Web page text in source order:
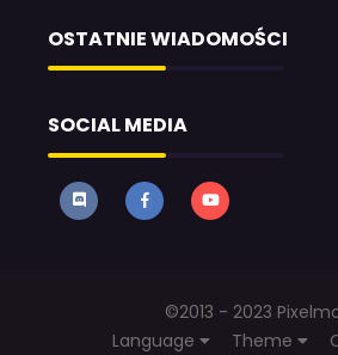
OSTATNIE WIADOMOŚCI
SOCIAL MEDIA
©2013 - 2023
Language
Theme